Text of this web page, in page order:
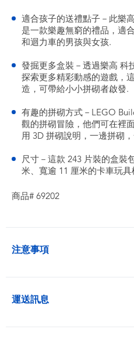
適合孩子的送禮點子－此樂
是一款樂趣無窮的禮品，適
和迴力車的男孩與女孩.
發掘更多盒裝－透過樂高 科
探索更多精彩動感的遊戲，
造，可帶給小小拼砌者啟發.
有趣的拼砌方式－LEGO
觀的拼砌冒險，他們可在裡
用 3D 拼砌說明，一邊拼砌
尺寸－這款 243 片裝的盒裝
米、寬逾 11 厘米的卡車玩具
商品# 69202
注意事項
運送訊息